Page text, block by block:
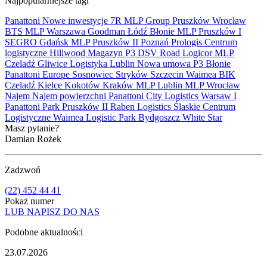
Panattoni Nowe inwestycje 7R MLP Group Pruszków Wrocław
BTS MLPWarszawa Goodman Łódź Błonie MLP Pruszków I
SEGRO Gdańsk MLP Pruszków II Poznań Prologis Centrum
logistyczne Hillwood Magazyn P3 DSV Road LogicorMLP
Czeladź Gliwice Logistyka Lublin Nowa umowa P3 Błonie
Panattoni Europe Sosnowiec Stryków Szczecin Waimea BIK
Czeladź Kielce Kokotów Kraków MLP Lublin MLP Wrocław
Najem Najem powierzchni Panattoni City Logistics Warsaw I
Panattoni Park Pruszków II Raben Logistics Ślaskie Centrum
Logistyczne Waimea Logistic Park Bydgoszcz White Star
Masz pytanie?
Damian Rożek
Zadzwoń
(22) 452 44 41
Pokaż numer
LUB NAPISZ DO NAS
Podobne aktualności
23.07.2026